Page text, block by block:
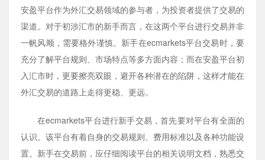
安盈平台作为外汇交易领域的参与者，为投资者提供了交易的
渠道。对于初涉汇市的新手而言，在这两个平台进行交易并非
一帆风顺，需要格外谨慎。新手在ecmarkets平台交易时，要
充分了解平台规则、市场特点等多方面内容；而在安盈平台初
入汇市时，更要擦亮双眼，避开各种潜在的陷阱，这样才能在
外汇交易的道路上走得更稳、更远。
在ecmarkets平台进行新手交易，首先要对平台有全面的
认识。该平台有着自身的交易规则、费用标准以及各种功能设
置。新手在交易前，应仔细阅读平台的相关说明文档，熟悉交